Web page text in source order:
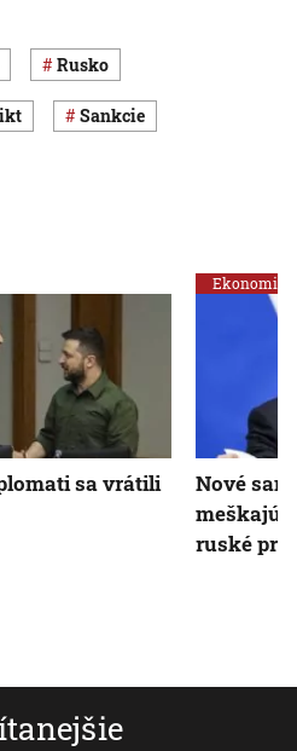
Rusko
sankcie
sa vrátili
Ekonomika
Nové
meškajú,
ruské